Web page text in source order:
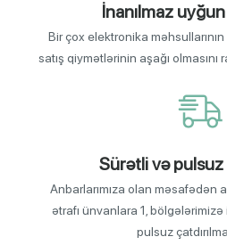
İnanılmaz
Bir çox elektronika
satış qiymətlərinin aşağı olmasını
Sürətli və pulsuz
Anbarlarımıza olan məsafədən
ətrafı ünvanlara 1,
pulsuz